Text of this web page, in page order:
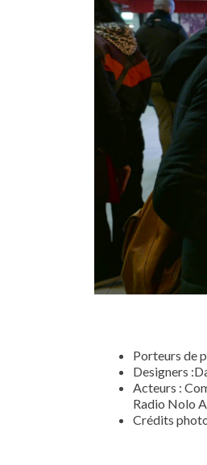
Porteurs de
Designers
Acteurs :
Radio Nolo
Crédits